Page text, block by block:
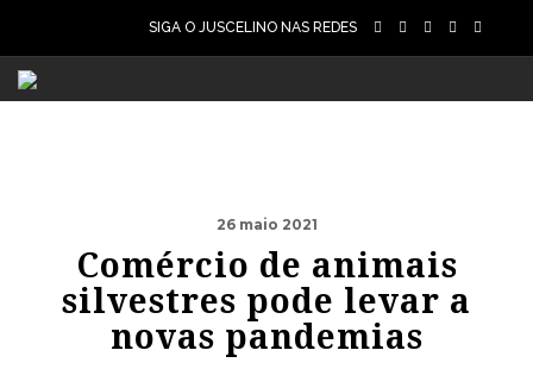
SIGA O JUSCELINO NAS REDES
26 maio 2021
Comércio de animais
silvestres pode levar a
novas pandemias